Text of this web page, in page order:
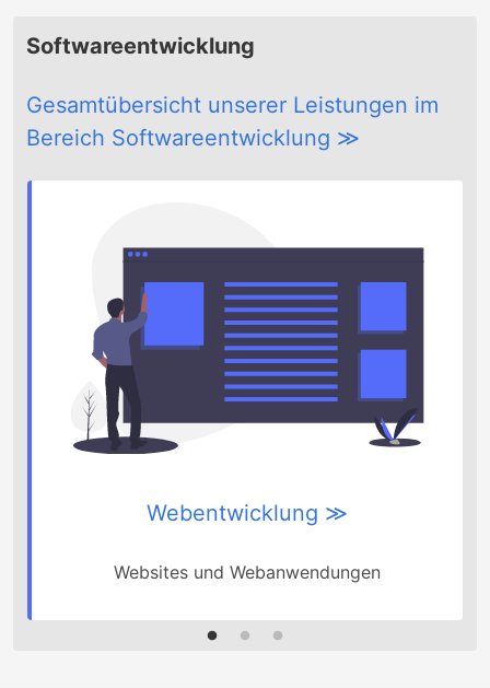
Softwareentwicklung
Gesamtübersicht unserer Leistungen im
Bereich Softwareentwicklung ≫
Webentwicklung ≫
Websites und Webanwendungen